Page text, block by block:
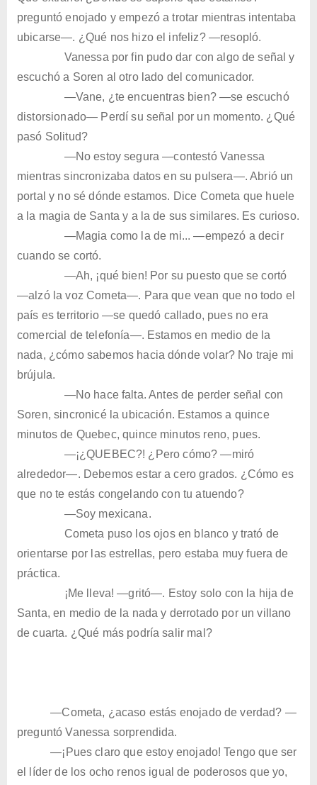
preguntó enojado y empezó a trotar mientras intentaba
ubicarse—. ¿Qué nos hizo el infeliz? —resopló.
Vanessa por fin pudo dar con algo de señal y
escuchó a Soren al otro lado del comunicador.
—Vane, ¿te encuentras bien? —se escuchó
distorsionado— Perdí su señal por un momento. ¿Qué
pasó Solitud?
—No estoy segura —contestó Vanessa
mientras sincronizaba datos en su pulsera—. Abrió un
portal y no sé dónde estamos. Dice Cometa que huele
a la magia de Santa y a la de sus similares. Es curioso.
—Magia como la de mi... —empezó a decir
cuando se cortó.
—Ah, ¡qué bien! Por su puesto que se cortó
—alzó la voz Cometa—. Para que vean que no todo el
país es territorio —se quedó callado, pues no era
comercial de telefonía—. Estamos en medio de la
nada, ¿cómo sabemos hacia dónde volar? No traje mi
brújula.
—No hace falta. Antes de perder señal con
Soren, sincronicé la ubicación. Estamos a quince
minutos de Quebec, quince minutos reno, pues.
—¡¿QUEBEC?! ¿Pero cómo? —miró
alrededor—. Debemos estar a cero grados. ¿Cómo es
que no te estás congelando con tu atuendo?
—Soy mexicana.
Cometa puso los ojos en blanco y trató de
orientarse por las estrellas, pero estaba muy fuera de
práctica.
¡Me lleva! —gritó—. Estoy solo con la hija de
Santa, en medio de la nada y derrotado por un villano
de cuarta. ¿Qué más podría salir mal?
—Cometa, ¿acaso estás enojado de verdad? —
preguntó Vanessa sorprendida.
—¡ Pues claro que estoy enojado! Tengo que ser
el líder de los ocho renos igual de poderosos que yo,